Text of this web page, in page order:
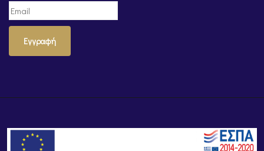
Εγγραφή